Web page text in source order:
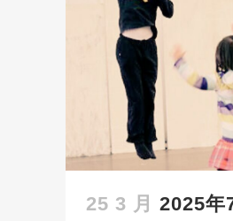
25 3 月 2025年